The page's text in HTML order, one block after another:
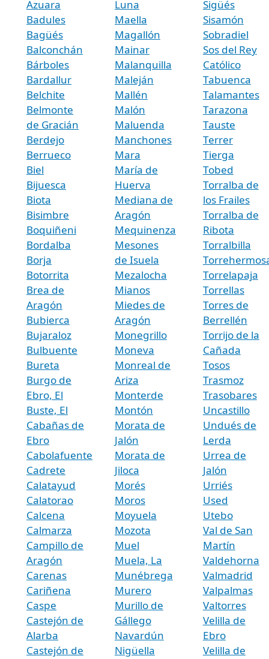
Azuara
Badules
Bagüés
Balconchán
Bárboles
Bardallur
Belchite
Belmonte
de Gracián
Berdejo
Berrueco
Biel
Bijuesca
Biota
Bisimbre
Boquiñeni
Bordalba
Borja
Botorrita
Brea de
Aragón
Bubierca
Bujaraloz
Bulbuente
Bureta
Burgo de
Ebro, El
Buste, El
Cabañas de
Ebro
Cabolafuente
Cadrete
Calatayud
Calatorao
Calcena
Calmarza
Campillo de
Aragón
Carenas
Cariñena
Caspe
Castejón de
Alarba
Castejón de
Luna
Maella
Magallón
Mainar
Malanquilla
Maleján
Mallén
Malón
Maluenda
Manchones
Mara
María de
Huerva
Mediana de
Aragón
Mequinenza
Mesones
de Isuela
Mezalocha
Mianos
Miedes de
Aragón
Monegrillo
Moneva
Monreal de
Ariza
Monterde
Montón
Morata de
Jalón
Morata de
Jiloca
Morés
Moros
Moyuela
Mozota
Muel
Muela, La
Munébrega
Murero
Murillo de
Gállego
Navardún
Nigüella
Sigüés
Sisamón
Sobradiel
Sos del Rey
Católico
Tabuenca
Talamantes
Tarazona
Tauste
Terrer
Tierga
Tobed
Torralba de
los Frailes
Torralba de
Ribota
Torralbilla
Torrelapaja
Torrellas
Torres de
Berrellén
Torrijo de la
Cañada
Tosos
Trasmoz
Trasobares
Uncastillo
Undués de
Lerda
Urrea de
Jalón
Urriés
Used
Utebo
Val de San
Martín
Valdehorna
Valmadrid
Valpalmas
Valtorres
Velilla de
Ebro
Velilla de